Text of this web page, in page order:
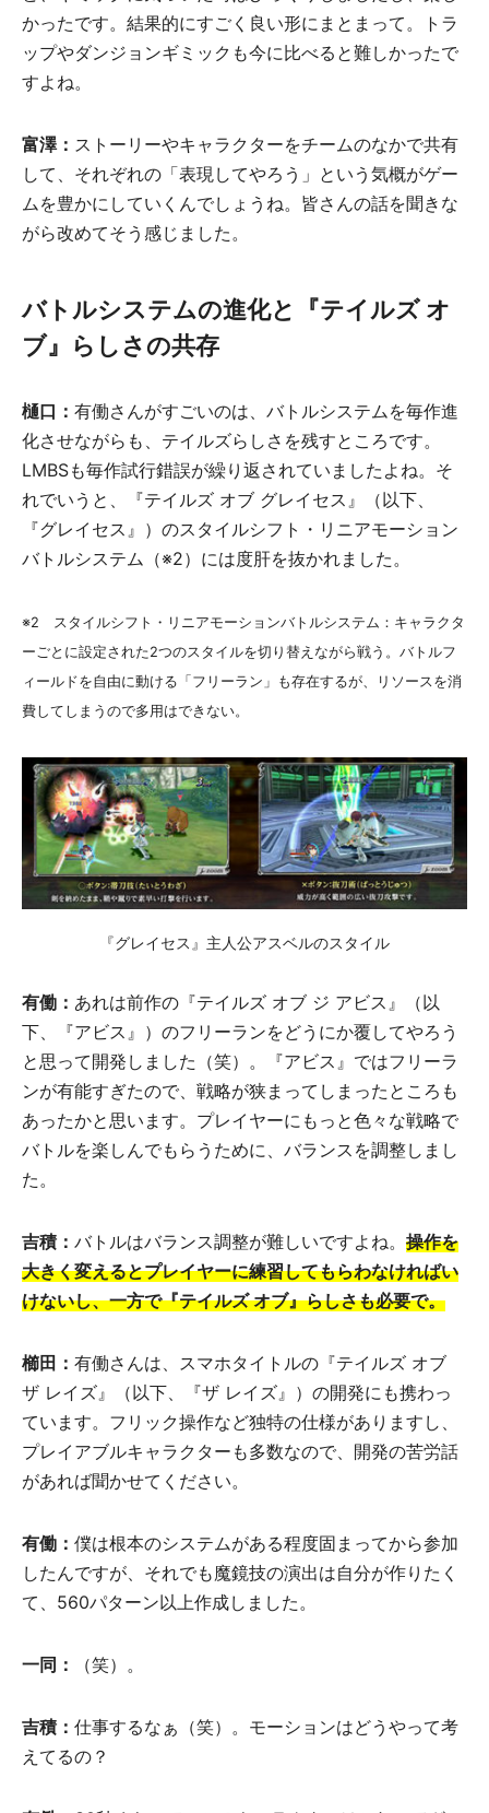
かったです。結果的にすごく良い形にまとまって。トラ
ップやダンジョンギミックも今に比べると難しかったで
すよね。
富澤： ストーリーやキャラクターをチームのなかで共有
して、それぞれの「表現してやろう」という気概がゲー
ムを豊かにしていくんでしょうね。皆さんの話を聞きな
がら改めてそう感じました。
バトルシステムの進化と『テイルズ オ
ブ』らしさの共存
樋口： 有働さんがすごいのは、バトルシステムを毎作進
化させながらも、テイルズらしさを残すところです。
LMBSも毎作試行錯誤が繰り返されていましたよね。そ
れでいうと、『テイルズ オブ グレイセス』（以下、
『グレイセス』）のスタイルシフト・リニアモーション
バトルシステム（※2）には度肝を抜かれました。
※2 スタイルシフト・リニアモーションバトルシステム：キャラクタ
ーごとに設定された2つのスタイルを切り替えながら戦う。バトルフ
ィールドを自由に動ける「フリーラン」も存在するが、リソースを消
費してしまうので多用はできない。
『グレイセス』主人公アスベルのスタイル
有働： あれは前作の『テイルズ オブ ジ アビス』（以
下、『アビス』）のフリーランをどうにか覆してやろう
と思って開発しました（笑）。『アビス』ではフリーラ
ンが有能すぎたので、戦略が狭まってしまったところも
あったかと思います。プレイヤーにもっと色々な戦略で
バトルを楽しんでもらうために、バランスを調整しまし
た。
吉積： バトルはバランス調整が難しいですよね。 操作を
大きく変えるとプレイヤーに練習してもらわなければい
けないし、一方で『テイルズ オブ』らしさも必要で。
櫛田： 有働さんは、スマホタイトルの『テイルズ オブ
ザ レイズ』（以下、『ザ レイズ』）の開発にも携わっ
ています。フリック操作など独特の仕様がありますし、
プレイアブルキャラクターも多数なので、開発の苦労話
があれば聞かせてください。
有働： 僕は根本のシステムがある程度固まってから参加
したんですが、それでも魔鏡技の演出は自分が作りたく
て、560パターン以上作成しました。
一同： （笑）。
吉積： 仕事するなぁ（笑）。モーションはどうやって考
えてるの？